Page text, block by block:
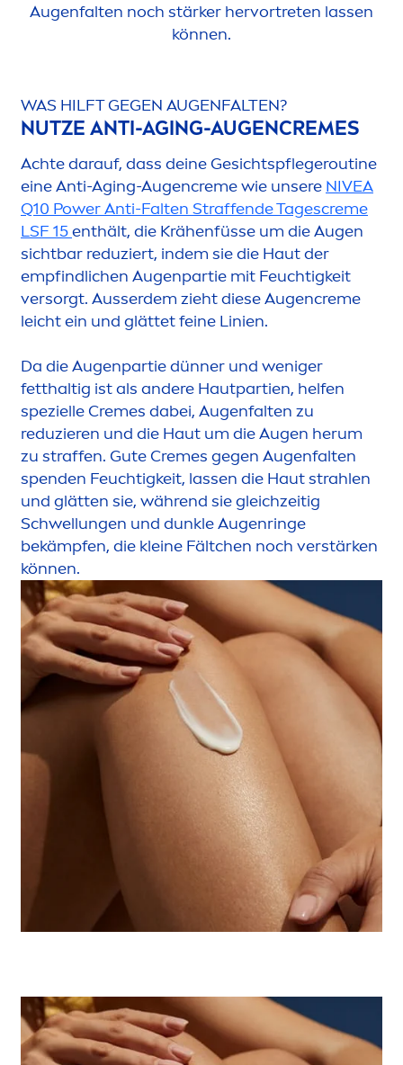
Augenfalten noch stärker hervortreten lassen
können.
WAS HILFT GEGEN AUGENFALTEN?
NUTZE ANTI-AGING-AUGENCREMES
Achte darauf, dass deine Gesichtspflegeroutine
eine Anti-Aging-Augencremewie unsere NIVEA
Q10 Power Anti-Falten Straffende Tagescreme
LSF 15enthält, die Krähenfüsse um die Augen
sichtbar reduziert, indem sie die Haut der
empfindlichen Augenpartie mit Feuchtigkeit
versorgt. Ausserdem zieht diese Augencreme
leicht ein und glättet feine Linien.
Da die Augenpartie dünner und weniger
fetthaltig ist als andere Hautpartien, helfen
spezielle Cremes dabei, Augenfalten zu
reduzieren und die Haut um die Augen herum
zu straffen. Gute Cremes gegen Augenfalten
spenden Feuchtigkeit, lassen die Haut strahlen
und glätten sie, während sie gleichzeitig
Schwellungen und dunkle Augenringe
bekämpfen, die kleine Fältchen noch verstärken
können.